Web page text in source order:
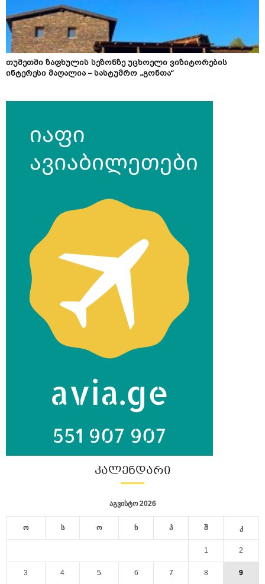
თუშეთში ზაფხულის სეზონზე უცხოელი ვიზიტორების
ინტერესი მაღალია – სასტუმრო „გონთა“
ᲙᲐᲚᲔᲜᲓᲐᲠᲘ
აგვისტო 2026
ო ს ო ხ პ შ კ
1 2
3 4 5 6 7 8 9